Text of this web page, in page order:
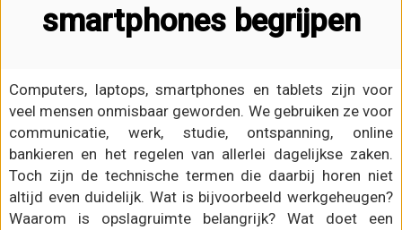
smartphones begrijpen
Computers, laptops, smartphones en tablets zijn voor
veel mensen onmisbaar geworden. We gebruiken ze voor
communicatie, werk, studie, ontspanning, online
bankieren en het regelen van allerlei dagelijkse zaken.
Toch zijn de technische termen die daarbij horen niet
altijd even duidelijk. Wat is bijvoorbeeld werkgeheugen?
Waarom is opslagruimte belangrijk? Wat doet een